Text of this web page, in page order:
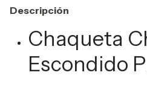
Descripción
Chaqueta
Escondido